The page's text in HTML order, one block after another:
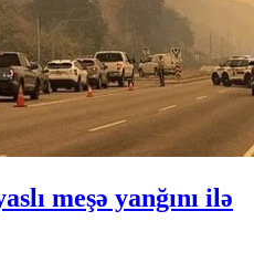
meşə yanğını ilə